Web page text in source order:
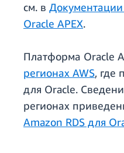
см. в Документации
Oracle APEX.
Платформа Oracle
регионах AWS, где
для Oracle.
регионах
Amazon RDS для